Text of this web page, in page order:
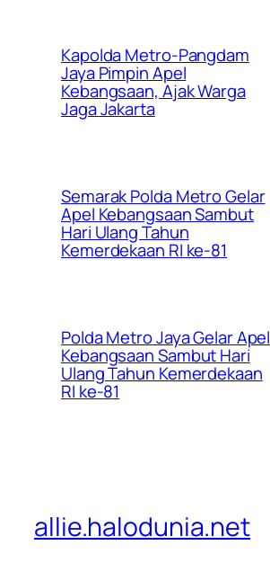
Kapolda Metro-Pangdam
Jaya Pimpin Apel
Kebangsaan, Ajak Warga
Jaga Jakarta
Semarak Polda Metro Gelar
Apel Kebangsaan Sambut
Hari Ulang Tahun
Kemerdekaan RI ke-81
Polda Metro Jaya Gelar Apel
Kebangsaan Sambut Hari
Ulang Tahun Kemerdekaan
RI ke-81
allie.halodunia.net